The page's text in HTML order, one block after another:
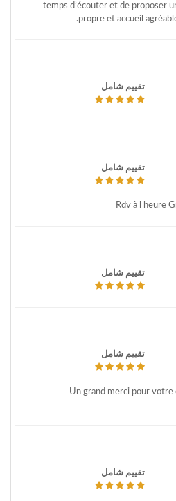
temps d’écouter et de proposer
propre et accueil
تقييم شامل
تقييم شامل
Rdv à l heure
تقييم شامل
تقييم شامل
Un grand merci pour
تقييم شامل